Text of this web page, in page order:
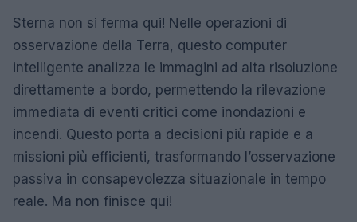
Sterna non si ferma qui! Nelle operazioni di
osservazione della Terra, questo computer
intelligente analizza le immagini ad alta risoluzione
direttamente a bordo, permettendo la rilevazione
immediata di eventi critici come inondazioni e
incendi. Questo porta a decisioni più rapide e a
missioni più efficienti, trasformando l’osservazione
passiva in consapevolezza situazionale in tempo
reale. Ma non finisce qui!